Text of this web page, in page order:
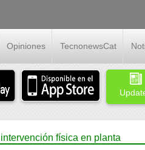
Opiniones TecnonewsCat
física en planta